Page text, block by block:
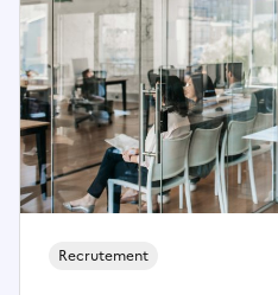
Recrutement